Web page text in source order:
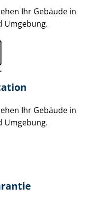
Ihr Gebäude in
Umgebung.
Ihr Gebäude in
Umgebung.